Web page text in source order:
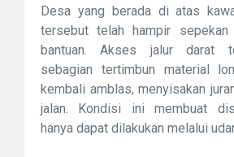
Desa yang berada di atas
tersebut telah hampir sepekan
bantuan. Akses jalur darat
sebagian tertimbun material
kembali amblas, menyisakan
jalan. Kondisi ini membuat
hanya dapat dilakukan melalui